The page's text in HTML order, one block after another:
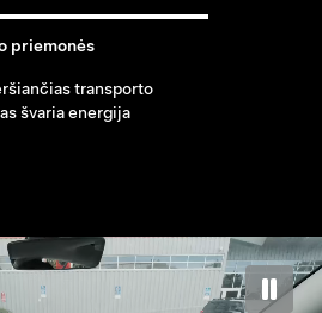
priemonės
transporto
švaria energija